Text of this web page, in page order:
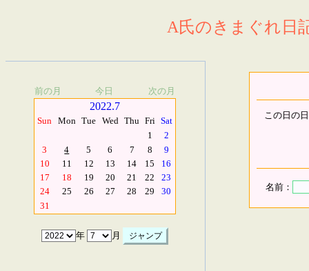
A氏のきまぐれ日
前の月 今日 次の月
2022.7
Sun Mon Tue Wed Thu Fri Sat
1
2
3
4 5 6 7 8
9
10
11 12 13 14 15
16
17
18 19 20 21 22
23
24
25 26 27 28 29
30
31
年 月
この日の
名前：